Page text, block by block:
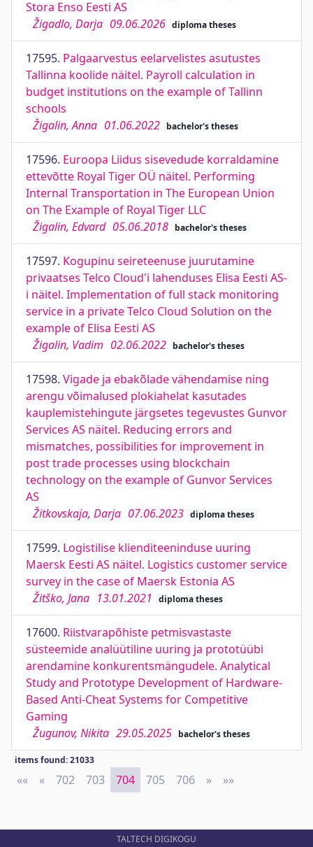
Stora Enso Eesti AS
Žigadlo, Darja 09.06.2026 diploma theses
17595. Palgaarvestus eelarvelistes asutustes
Tallinna koolide näitel. Payroll calculation in
budget institutions on the example of Tallinn
schools
Žigalin, Anna 01.06.2022 bachelor's theses
17596. Euroopa Liidus sisevedude korraldamine
ettevõtte Royal Tiger OÜ näitel. Performing
Internal Transportation in The European Union
on The Example of Royal Tiger LLC
Žigalin, Edvard 05.06.2018 bachelor's theses
17597. Kogupinu seireteenuse juurutamine
privaatses Telco Cloud'i lahenduses Elisa Eesti AS-
i näitel. Implementation of full stack monitoring
service in a private Telco Cloud Solution on the
example of Elisa Eesti AS
Žigalin, Vadim 02.06.2022 bachelor's theses
17598. Vigade ja ebakõlade vähendamise ning
arengu võimalused plokiahelat kasutades
kauplemistehingute järgsetes tegevustes Gunvor
Services AS näitel. Reducing errors and
mismatches, possibilities for improvement in
post trade processes using blockchain
technology on the example of Gunvor Services
AS
Žitkovskaja, Darja 07.06.2023 diploma theses
17599. Logistilise klienditeeninduse uuring
Maersk Eesti AS näitel. Logistics customer service
survey in the case of Maersk Estonia AS
Žitško, Jana 13.01.2021 diploma theses
17600. Riistvarapõhiste petmisvastaste
süsteemide analüütiline uuring ja prototüübi
arendamine konkurentsmängudele. Analytical
Study and Prototype Development of Hardware-
Based Anti-Cheat Systems for Competitive
Gaming
Žugunov, Nikita 29.05.2025 bachelor's theses
items found: 21033
«« First
« Previous
702 703 704 705 706 » Next
»»
TALTECH DIGIKOGU